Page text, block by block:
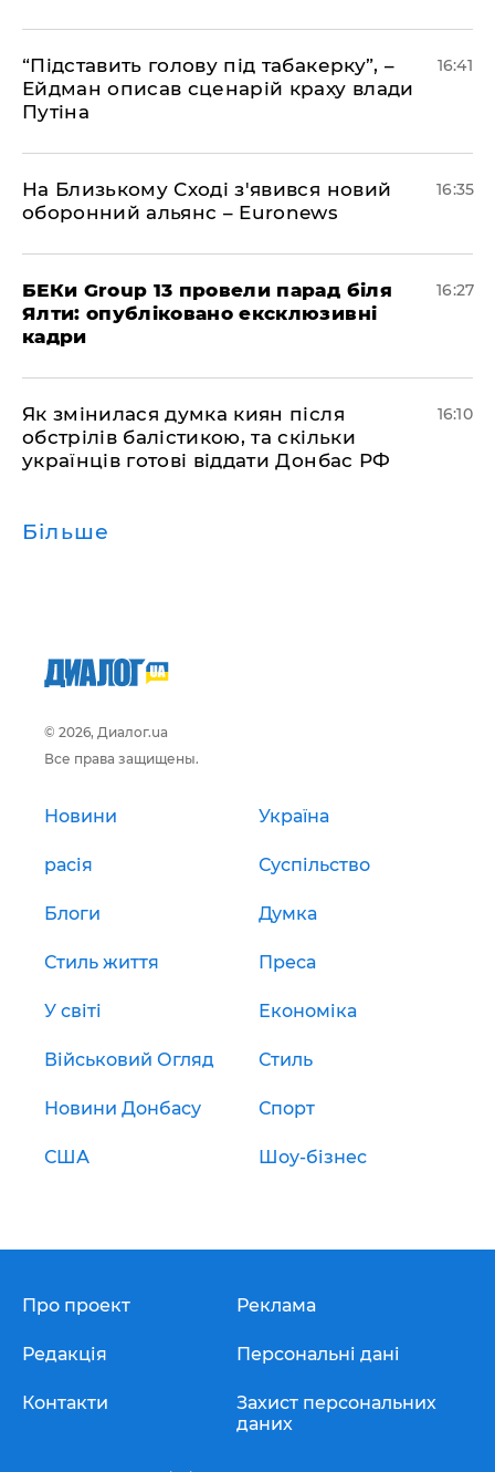
​“Підставить голову під табакерку”, –
Ейдман описав сценарій краху влади
Путіна
16:41
На Близькому Сході з'явився новий
оборонний альянс – Euronews
16:35
БЕКи Group 13 провели парад біля
Ялти: опубліковано ексклюзивні
кадри
16:27
Як змінилася думка киян після
обстрілів балістикою, та скільки
українців готові віддати Донбас РФ
16:10
Більше
© 2026, Диалог.ua
Все права защищены.
Новини Україна
расія Суспільство
Блоги Думка
Стиль життя Преса
У світі Економіка
Військовий Огляд Стиль
Новини Донбасу Спорт
США Шоу-бізнес
Про проект
Редакція
Контакти
Реклама
Персональні дані
Захист персональних
даних